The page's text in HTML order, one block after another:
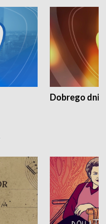
Dobrego dnia